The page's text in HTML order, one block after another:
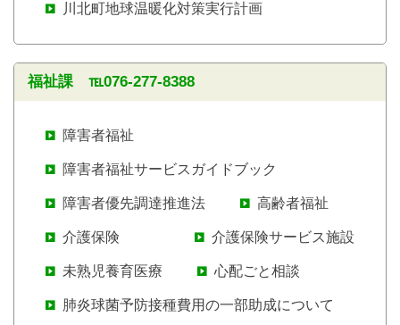
川北町地球温暖化対策実行計画
福祉課 ℡076-277-8388
障害者福祉
障害者福祉サービスガイドブック
障害者優先調達推進法 高齢者福祉
介護保険 介護保険サービス施設
未熟児養育医療 心配ごと相談
肺炎球菌予防接種費用の一部助成について